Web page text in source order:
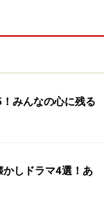
みんなの心に残る
しドラマ4選！あ